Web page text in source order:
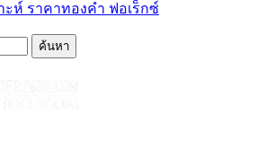
ะห์ ราคาทองคำ ฟอเร็กซ์